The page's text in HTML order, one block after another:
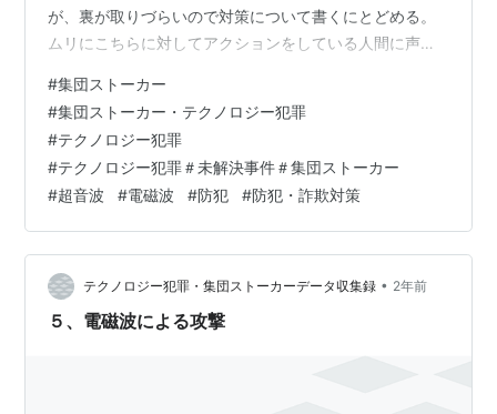
が、裏が取りづらいので対策について書くにとどめる。
ムリにこちらに対してアクションをしている人間に声を
うな物言いだったりで、結局こちらはもやもやしたり、
腹立たしいのみになることもあると思われる。だから、
そうした嫌がらせと思しきアクションを起こす手合いを
見つけても、 結局のところ彼ら（集団ストーカーそのも
のか、そうと知らず協力する形になっている人たち）も
検挙や収監されることで身動きが取れなくなる…
#集団ストーカー
#集団ストーカー・テクノロジー犯罪
#テクノロジー犯罪
#テクノロジー犯罪＃未解決事件＃集団ストーカー
#超音波 #電磁波 #防犯 #防犯・詐欺対策
テクノロジー犯罪・集団ストーカーデータ収集録 • 2年前
５、電磁波による攻撃